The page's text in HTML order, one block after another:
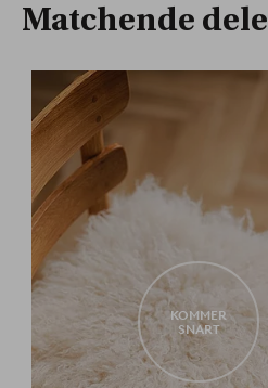
Matchende dele
KOMMER
SNART